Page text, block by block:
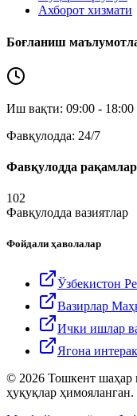
Ахборот хизмати
Боғланиш
Иш вақти: 09:00 - 18:00
Фавқулодда: 24/7
Фавқулодда рақамлар
102
Фавқулодда вазиятлар
Фойдали ҳаволалар
Ўзбекистон
Вазирлар
Ички ишлар
Ягона
© 2026 Тошкент шаҳар
ҳуқуқлар ҳимояланган.